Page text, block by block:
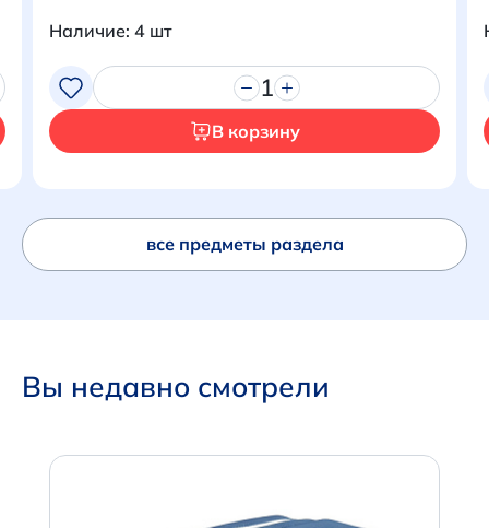
0 р.
Продолжить покупки
Наличие: 4 шт
1
В корзину
все предметы раздела
Вы недавно смотрели